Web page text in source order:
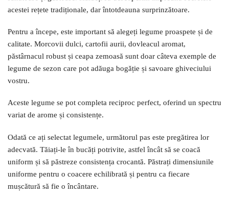
acestei rețete tradiționale, dar întotdeauna surprinzătoare.
Pentru a începe, este important să alegeți legume proaspete și de
calitate. Morcovii dulci, cartofii aurii, dovleacul aromat,
păstârnacul robust și ceapa zemoasă sunt doar câteva exemple de
legume de sezon care pot adăuga bogăție și savoare ghiveciului
vostru.
Aceste legume se pot completa reciproc perfect, oferind un spectru
variat de arome și consistențe.
Odată ce ați selectat legumele, următorul pas este pregătirea lor
adecvată. Tăiați-le în bucăți potrivite, astfel încât să se coacă
uniform și să păstreze consistența crocantă. Păstrați dimensiunile
uniforme pentru o coacere echilibrată și pentru ca fiecare
mușcătură să fie o încântare.